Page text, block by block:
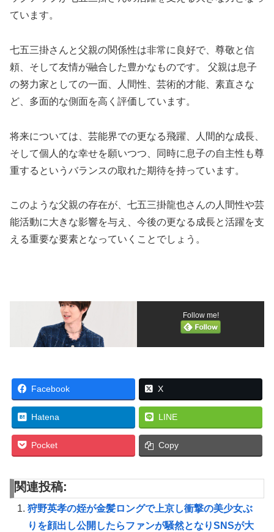
ています。
七五三掛さんと父親の関係性は非常に良好で、尊敬と信
頼、そして友情が融合した豊かなものです。 父親は息子
の努力家としての一面、人間性、芸術的才能、素直さな
ど、多面的な側面を高く評価しています。
将来については、芸能界での更なる飛躍、人間的な成長、
そして個人的な幸せを願いつつ、同時に息子の自主性も尊
重するというバランスの取れた期待を持っています。
このような父親の存在が、七五三掛龍也さんの人間性や芸
能活動に大きな影響を与え、今後の更なる成長と活躍を支
える重要な要素となっていくことでしょう。
Follow me!
Facebook X
Hatena LINE
Pocket Copy
関連投稿:
狩野英孝の姪が金髪ロングで上京し衝撃の美少女ぶ
りを顔出し公開したらファンが騒然となりSNSが大